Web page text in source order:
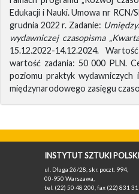
Edukacji i Nauki. Umowa nr
grudnia 2022 r. Zadanie:
wydawniczej czasopisma
15.12.2022-14.12.2024.
wartość zadania: 50 000 PLN.
poziomu praktyk
międzynarodowego zasięgu
INSTYTUT SZTUKI
ul. Długa 26/28, skr. poczt. 994,
00-950 Warszawa,
tel. (22) 50 48 200, fax (22) 831 31